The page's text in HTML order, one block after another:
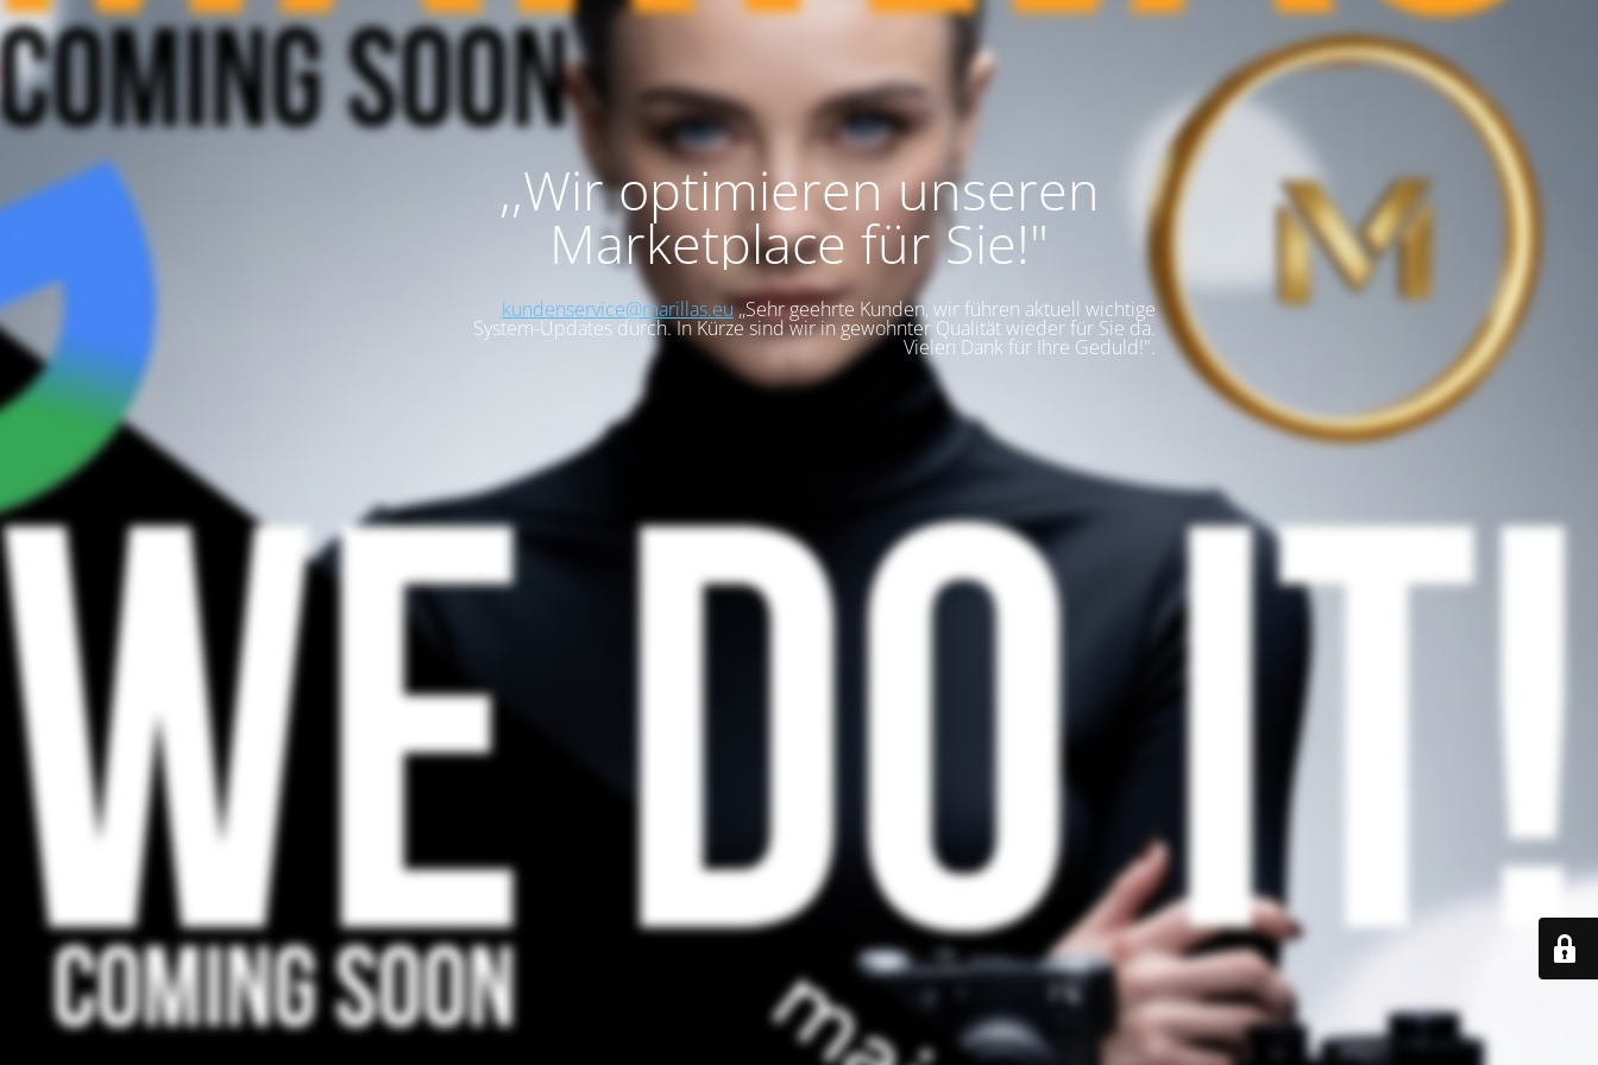
,,Wir optimieren unseren
Marketplace für Sie!"
kundenservice@marillas.eu,,Sehr geehrte Kunden, wir führen aktuell wichtige
System-Updates durch. In Kürze sind wir in gewohnter Qualität wieder für Sie da.
Vielen Dank für Ihre Geduld!".